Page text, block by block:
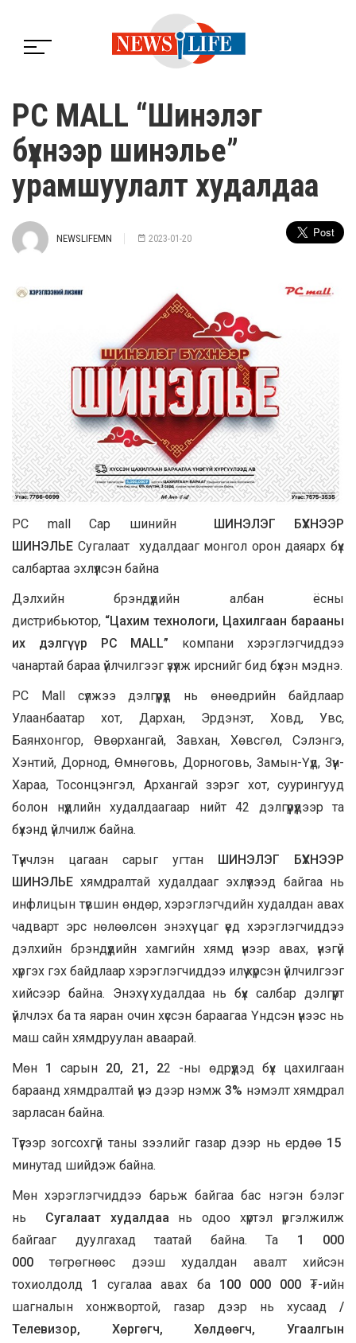
PC MALL “Шинэлэг
бүхнээр шинэлье”
урамшуулалт худалдаа
NEWSLIFEMN 2023-01-20
PC mall Сар шинийн ШИНЭЛЭГ БҮХНЭЭР
ШИНЭЛЬЕ Сугалаат худалдааг монгол орон даяарх бүх
салбартаа эхлүүлсэн байна
Дэлхийн брэндүүдийн албан ёсны
дистрибьютор, “Цахим технологи, Цахилгаан барааны
их дэлгүүр
PC MALL” компани хэрэглэгчиддээ
чанартай бараа үйлчилгээг үзүүлж ирснийг бид бүхэн мэднэ.
PC Mall сүлжээ дэлгүүрүүд нь өнөөдрийн байдлаар
Улаанбаатар хот, Дархан, Эрдэнэт, Ховд, Увс,
Баянхонгор, Өвөрхангай, Завхан, Хөвсгөл, Сэлэнгэ,
Хэнтий, Дорнод, Өмнөговь, Дорноговь, Замын-Үүд, Зүүн-
Хараа, Тосонцэнгэл, Архангай зэрэг хот, суурингууд
болон нүүдлийн худалдаагаар нийт 42 дэлгүүрүүдээр та
бүхэнд үйлчилж байна.
Түүнчлэн цагаан сарыг угтан ШИНЭЛЭГ БҮХНЭЭР
ШИНЭЛЬЕ хямдралтай худалдааг эхлүүлээд байгаа нь
инфлицын түвшин өндөр, хэрэглэгчдийн худалдан авах
чадварт эрс нөлөөлсөн энэхүү цаг үед хэрэглэгчиддээ
дэлхийн брэндүүдийн хамгийн хямд үнээр авах, үнэгүй
хүргэх гэх байдлаар хэрэглэгчиддээ илүү хүрсэн үйлчилгээг
хийсээр байна. Энэхүү худалдаа нь бүх салбар дэлгүүрт
үйлчлэх ба та яаран очин хүссэн бараагаа Үндсэн үнээс нь
маш сайн хямдруулан аваарай.
Мөн 1 сарын 20, 21, 22 -ны өдрүүдэд бүх цахилгаан
бараанд хямдралтай үнэ дээр нэмж3% нэмэлт хямдрал
зарласан байна.
Түүгээр зогсохгүй таны зээлийг газар дээр нь ердөө 15
минутад шийдэж байна.
Мөн хэрэглэгчиддээ барьж байгаа бас нэгэн бэлэг
нь
Сугалаат худалдаа нь одоо хүртэл үргэлжилж
байгааг дуулгахад таатай байна. Та 1 000
000 төгрөгнөөс дээш худалдан авалт хийсэн
тохиолдолд 1сугалаа авах ба 100 000 000₮-ийн
шагналын хонжвортой, газар дээр нь хусаад /
Телевизор, Хөргөгч, Хөлдөөгч, Угаалгын